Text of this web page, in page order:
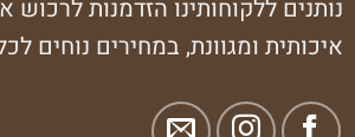
נותנים ללקוחותינו הזדמנות
איכותית ומגוונת, במחירים נוחים